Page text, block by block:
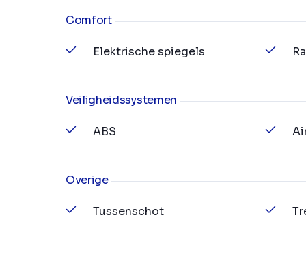
Comfort
Elektrische spiegels
Veiligheidssystemen
ABS
Overige
Tussenschot